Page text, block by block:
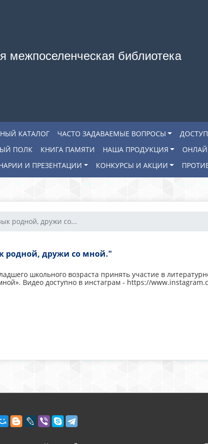
межпоселенческая библиотека
КАТАЛОГ ЧАСТО ЗАДАВАЕМЫЕ ВОПРОСЫ
ПОЛК КНИГА ПАМЯТИ НАША ПРОДУКЦИЯ
И ПРЕЗЕНТАЦИИ КОНКУРСЫ И АКЦИИ
родной, дружи со...
родной, дружи со мной."
школьного возраста принять участие в
Видео доступно в инстаграм - https://